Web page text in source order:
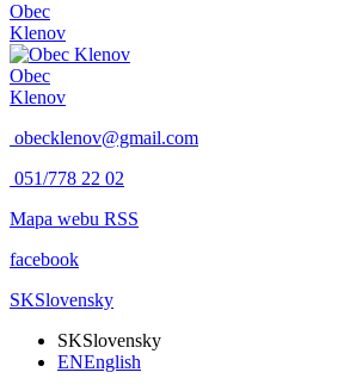
Obec
Klenov
Obec
Klenov
obecklenov@gmail.com
051/778 22 02
Mapa webu RSS
facebook
SKSlovensky
SKSlovensky
ENEnglish